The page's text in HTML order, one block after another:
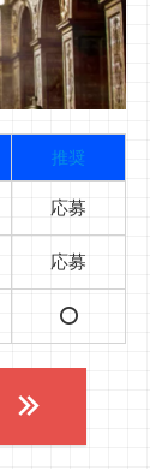
推奨
応募
応募
⭕️